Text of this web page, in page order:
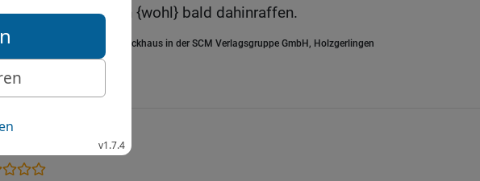
Schöpfer mich {wohl} bald dahinraffen.
2006, © 2006 SCM R.Brockhaus in der SCM Verlagsgruppe GmbH, Holzgerlingen